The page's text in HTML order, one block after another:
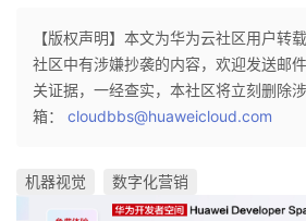
【版权声明】本文为华为云社区用户转
社区中有涉嫌抄袭的内容，欢迎发送邮
关证据，一经查实，本社区将立刻删除
箱： cloudbbs@huaweicloud.com
机器视觉 数字化营销